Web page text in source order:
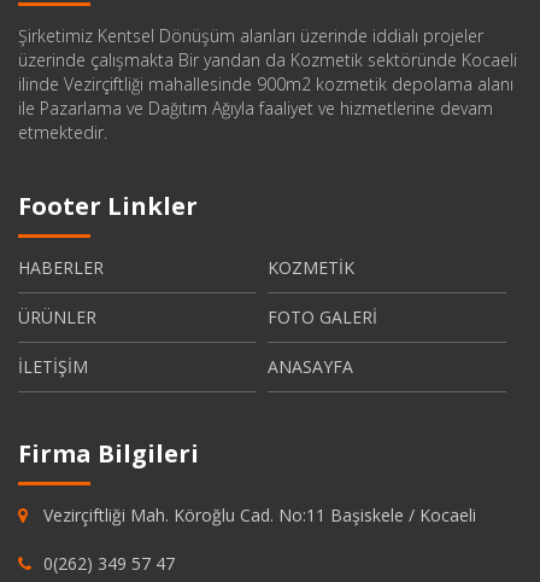
Şirketimiz Kentsel Dönüşüm alanları üzerinde iddialı projeler
üzerinde çalışmakta Bir yandan da Kozmetik sektöründe Kocaeli
ilinde Vezirçiftliği mahallesinde 900m2 kozmetik depolama alanı
ile Pazarlama ve Dağıtım Ağıyla faaliyet ve hizmetlerine devam
etmektedir.
Footer Linkler
HABERLER KOZMETİK
ÜRÜNLER FOTO GALERİ
İLETİŞİM ANASAYFA
Firma Bilgileri
Vezirçiftliği Mah. Köroğlu Cad. No:11 Başiskele / Kocaeli
0(262) 349 57 47